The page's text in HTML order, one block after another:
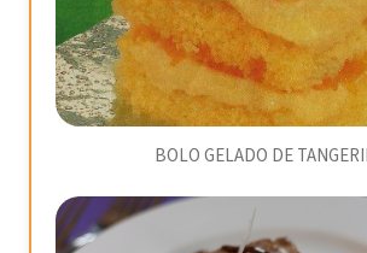
BOLO GELADO DE